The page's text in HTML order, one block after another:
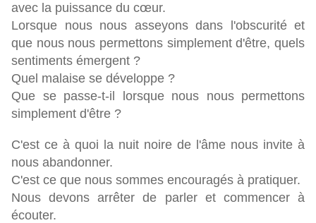
avec la puissance du cœur.
Lorsque nous nous asseyons dans l'obscurité et
que nous nous permettons simplement d'être, quels
sentiments émergent ?
Quel malaise se développe ?
Que se passe-t-il lorsque nous nous permettons
simplement d'être ?
C'est ce à quoi la nuit noire de l'âme nous invite à
nous abandonner.
C'est ce que nous sommes encouragés à pratiquer.
Nous devons arrêter de parler et commencer à
écouter.